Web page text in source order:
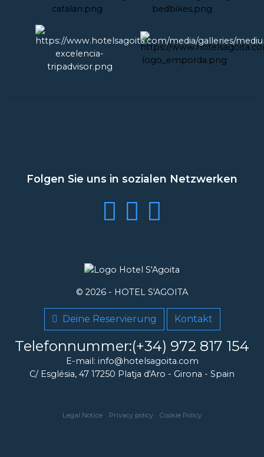
© 2026 - HOTEL S'AGOITA
Deine Reservierung Kontakt
Telefonnummer:(+34) 972 817 154
E-mail: info@hotelsagoita.com
C/ Església, 47 17250 Platja d'Aro - Girona - Spain
Folgen Sie uns in sozialen Netzwerken
Legal Notice Privacy policy Cookie Policy